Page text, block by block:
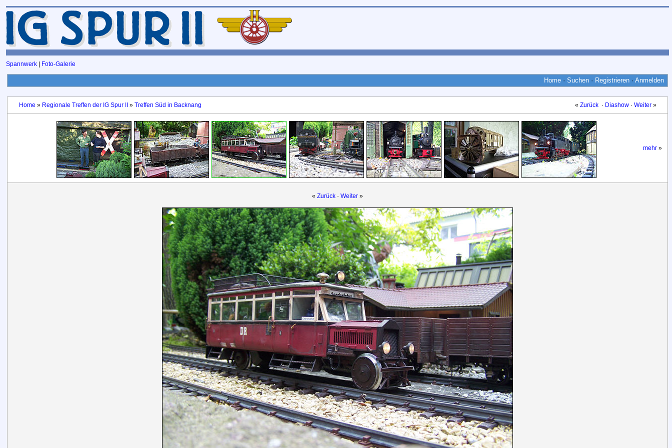
Spannwerk Foto-Galerie
Home · Suchen · Registrieren · Anmelden
Home » Regionale Treffen der IG Spur II » Treffen Süd in Backnang « Zurück· Diashow· Weiter»
mehr »
« Zurück · Weiter »